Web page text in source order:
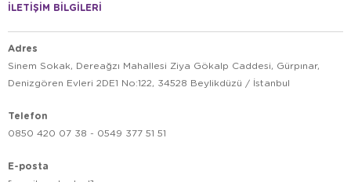
İLETİŞİM BİLGİLERİ
Adres
Sinem Sokak, Dereağzı Mahallesi Ziya Gökalp Caddesi, Gürpınar,
Denizgören Evleri 2DE1 No:122, 34528 Beylikdüzü / İstanbul
Telefon
0850 420 07 38 - 0549 377 51 51
E-posta